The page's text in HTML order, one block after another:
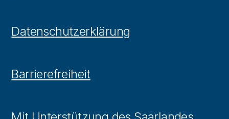
Datenschutzerklärung
Barrierefreiheit